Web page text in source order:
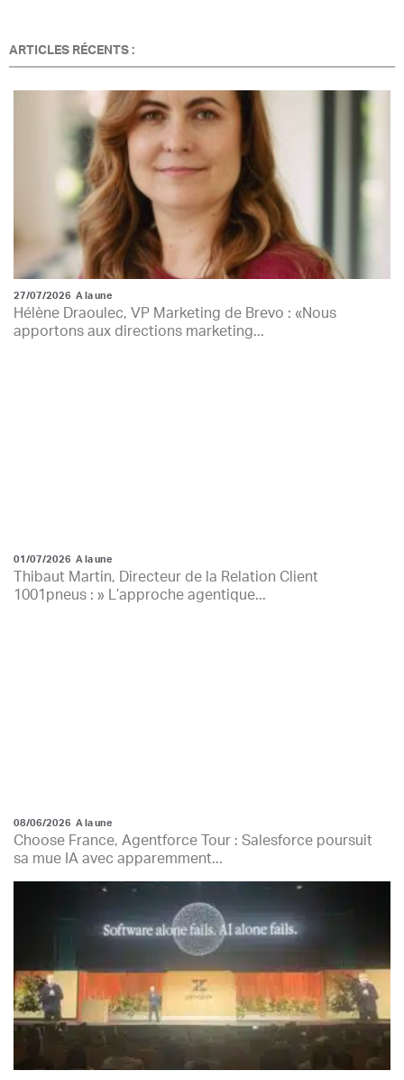
ARTICLES RÉCENTS :
27/07/2026 A la une
Hélène Draoulec, VP Marketing de Brevo : «Nous
apportons aux directions marketing...
01/07/2026 A la une
Thibaut Martin, Directeur de la Relation Client
1001pneus : » L’approche agentique...
08/06/2026 A la une
Choose France, Agentforce Tour : Salesforce poursuit
sa mue IA avec apparemment...